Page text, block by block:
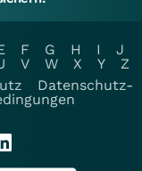
F G H I
J
V W X Y
Z
Datenschutz-